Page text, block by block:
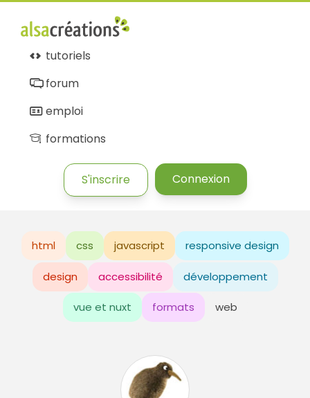
tutoriels
forum
emploi
formations
S'inscrire Connexion
html css javascript responsive design
design accessibilité développement
vue et nuxt formats web